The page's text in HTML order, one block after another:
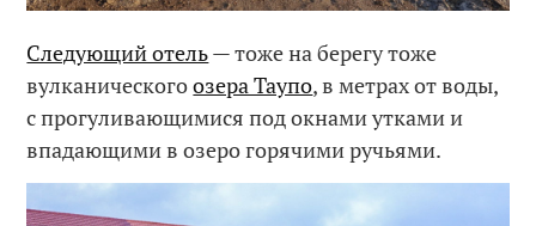
Следующий отель— тоже на берегу тоже
вулканическогоозера Таупо, в метрах от воды,
с прогуливающимися под окнами утками и
впадающими в озеро горячими ручьями.